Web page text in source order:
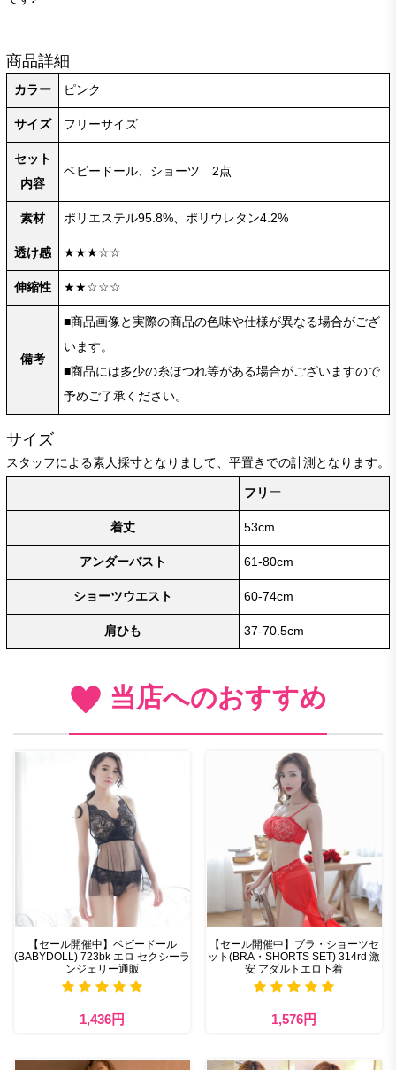
商品詳細
カラー ピンク
サイズ フリーサイズ
セット
内容
ベビードール、ショーツ 2点
素材 ポリエステル95.8%、ポリウレタン4.2%
透け感 ★★★☆☆
伸縮性 ★★☆☆☆
備考
■商品画像と実際の商品の色味や仕様が異なる場合がござ
います。
■商品には多少の糸ほつれ等がある場合がございますので
予めご了承ください。
サイズ
スタッフによる素人採寸となりまして、平置きでの計測となります。
フリー
着丈 53cm
アンダーバスト 61-80cm
ショーツウエスト 60-74cm
肩ひも 37-70.5cm
当店へのおすすめ
【セール開催中】ベビードール
(BABYDOLL) 723bk エロ セクシーラ
ンジェリー通販
1,436円
【セール開催中】ブラ・ショーツセ
ット(BRA・SHORTS SET) 314rd 激
安 アダルトエロ下着
1,576円